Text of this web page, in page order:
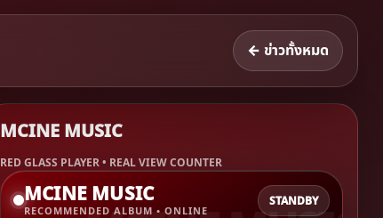
← ข่าวทั้งหมด
MCINE MUSIC
RED GLASS PLAYER • REAL VIEW COUNTER
MCINE MUSIC
RECOMMENDED ALBUM • ONLINE
STANDBY